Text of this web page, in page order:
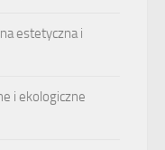
estetyczna i
i ekologiczne